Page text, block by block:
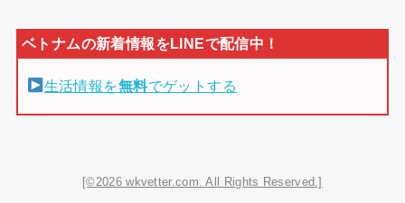
生活情報を無料でゲットする
[©2026 wkvetter.com. All Rights Reserved.]